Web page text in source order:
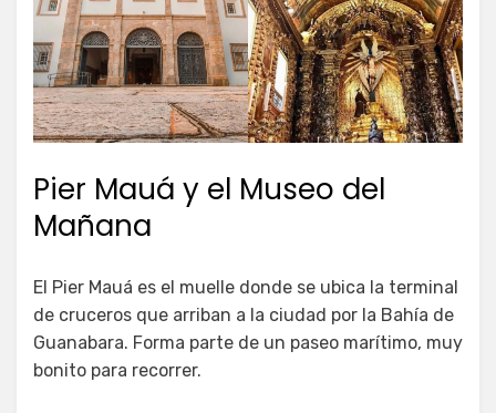
Pier Mauá y el Museo del
Mañana
El Pier Mauá es el muelle donde se ubica la terminal
de cruceros que arriban a la ciudad por la Bahía de
Guanabara. Forma parte de un paseo marítimo, muy
bonito para recorrer.